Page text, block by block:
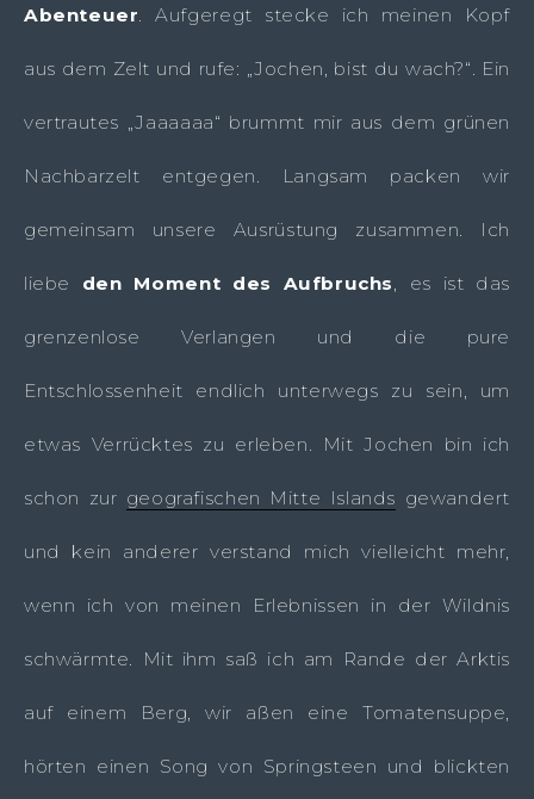
Abenteuer . Aufgeregt stecke ich meinen Kopf
aus dem Zelt und rufe: „Jochen, bist du wach?“. Ein
vertrautes „Jaaaaaa“ brummt mir aus dem grünen
Nachbarzelt entgegen. Langsam packen wir
gemeinsam unsere Ausrüstung zusammen. Ich
liebe den Moment des Aufbruchs , es ist das
grenzenlose Verlangen und die pure
Entschlossenheit endlich unterwegs zu sein, um
etwas Verrücktes zu erleben. Mit Jochen bin ich
schon zur geografischen Mitte Islands gewandert
und kein anderer verstand mich vielleicht mehr,
wenn ich von meinen Erlebnissen in der Wildnis
schwärmte. Mit ihm saß ich am Rande der Arktis
auf einem Berg, wir aßen eine Tomatensuppe,
hörten einen Song von Springsteen und blickten